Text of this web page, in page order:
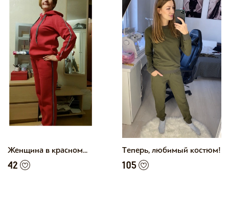
Женщина в красном...
42
Теперь, любимый костюм!
105